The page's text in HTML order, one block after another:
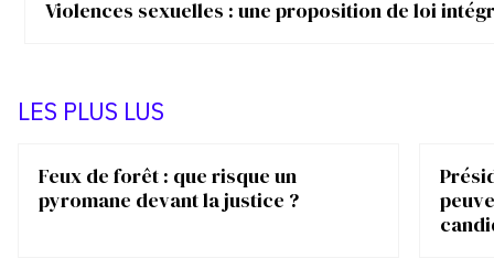
Violences sexuelles : une proposition de loi
LES PLUS LUS
Feux de forêt : que risque un
pyromane devant la justice ?